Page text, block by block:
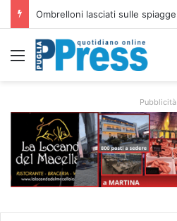
Menu
Pubblicità